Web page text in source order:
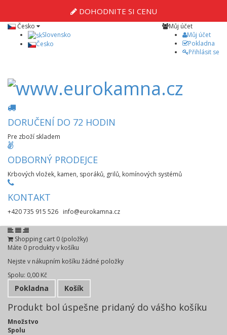
DOHODNITE SI CENU
Můj účet
Můj účet
Pokladna
Přihlásit se
Česko
Slovensko
Česko
DORUČENÍ DO 72 HODIN
Pre zboží skladem
ODBORNÝ PRODEJCE
Krbových vložek, kamen, sporáků, grilů, komínových systémů
KONTAKT
+420 735 915 526 info@eurokamna.cz
Shopping cart 0 (položky)
Máte 0 produkty v košíku
Nejste v nákupním košíku žádné položky
Spolu: 0,00 Kč
Pokladna Košík
Produkt bol úspešne pridaný do vášho košíku
Množstvo
Spolu